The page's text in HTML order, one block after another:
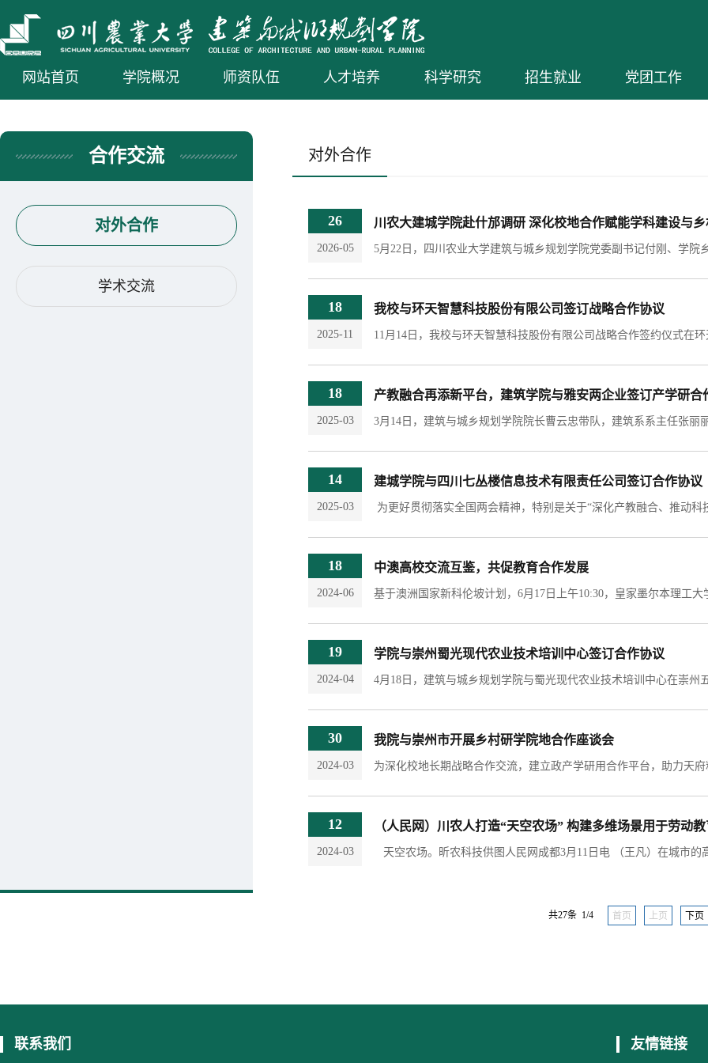
网站首页 学院概况 师资队伍 人才培养 科学研究 招生就业 党团工作
合作交流
对外合作
学术交流
对外合作
26
2026-05
川农大建城学院赴什邡调研 深化校地合作赋能学科建设与
18
2025-11
我校与环天智慧科技股份有限公司签订战略合作协议
18
2025-03
产教融合再添新平台，建筑学院与雅安两企业签订产学研合
14
2025-03
建城学院与四川七丛楼信息技术有限责任公司签订合作协议
18
2024-06
中澳高校交流互鉴，共促教育合作发展
19
2024-04
学院与崇州蜀光现代农业技术培训中心签订合作协议
30
2024-03
我院与崇州市开展乡村研学院地合作座谈会
12
2024-03
（人民网）川农人打造“天空农场” 构建多维场景用于劳动
共27条 1/4 首页 上页 下页
联系我们 友情链接